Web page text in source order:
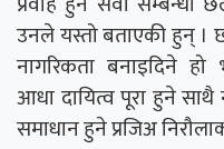
उनले यस्तो बताएकी हुन् ।
नागरिकता बनाइदिने हो
आधा दायित्व पूरा हुने
समाधान हुने प्रजिअ